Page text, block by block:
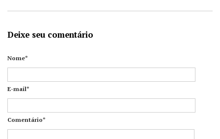
Deixe seu comentário
Nome*
E-mail*
Comentário*